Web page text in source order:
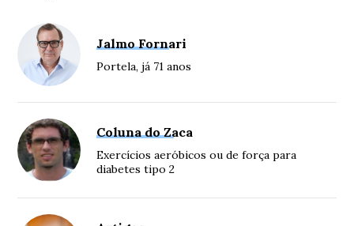
Jalmo Fornari
Portela, já 71 anos
Coluna do Zaca
Exercícios aeróbicos ou de força para
diabetes tipo 2